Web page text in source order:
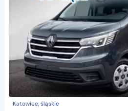
Katowice, śląskie